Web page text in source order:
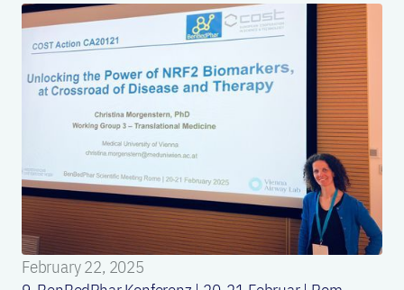
February 22, 2025